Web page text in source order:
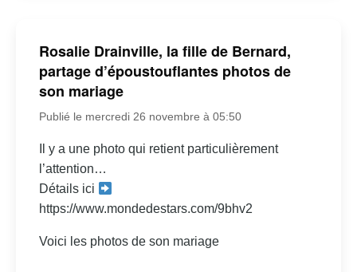
Rosalie Drainville, la fille de Bernard,
partage d’époustouflantes photos de
son mariage
Publié le mercredi 26 novembre à 05:50
Il y a une photo qui retient particulièrement
l’attention…
Détails ici
https://www.mondedestars.com/9bhv2
Voici les photos de son mariage